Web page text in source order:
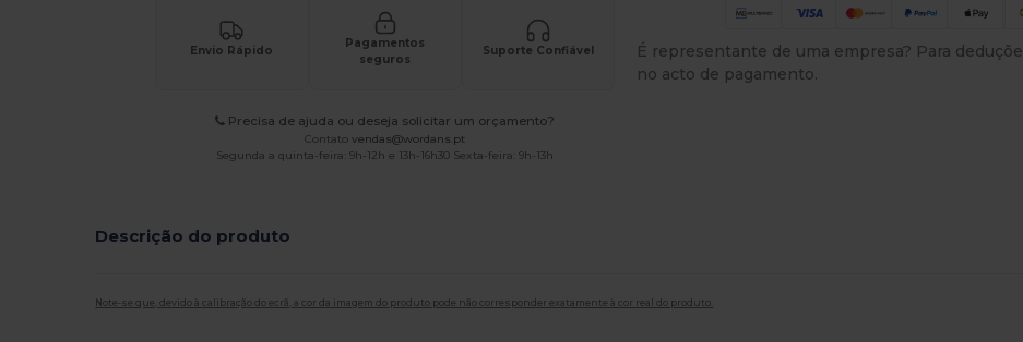
Envio Rápido
Pagamentos
seguros
Suporte Confiável
Precisa de ajuda ou deseja solicitar um orçamento?
Contatovendas@wordans.pt
Segunda a quinta-feira: 9h-12h e 13h-16h30 Sexta-feira: 9h-13h
É representante de uma empresa? Para
no acto de pagamento.
Descrição do produto
Note-se que, devido à calibração do ecrã, a cor da imagem do produto pode não corresponder exatamente à cor real do produto.